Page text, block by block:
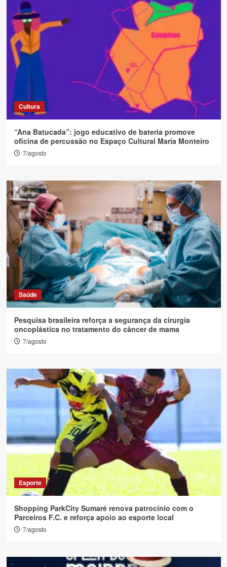
Cultura
“Ana Batucada”: jogo educativo de bateria promove
oficina de percussão no Espaço Cultural Maria Monteiro
7/agosto
Saúde
Pesquisa brasileira reforça a segurança da cirurgia
oncoplástica no tratamento do câncer de mama
7/agosto
Esporte
Shopping ParkCity Sumaré renova patrocínio com o
Parceiros F.C. e reforça apoio ao esporte local
7/agosto